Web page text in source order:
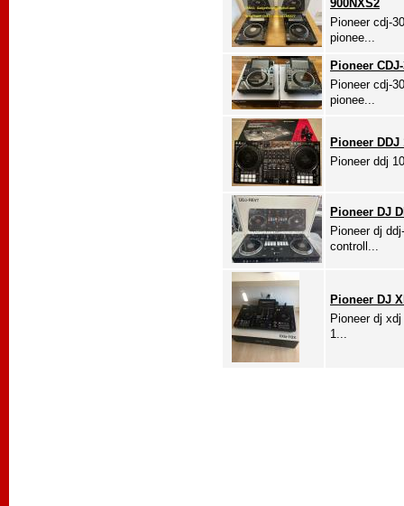
900NXS2
Pioneer cdj-
pionee...
Pioneer
Pioneer cdj-
pionee...
Pioneer DDJ
Pioneer ddj
Pioneer DJ
Pioneer dj
controll...
Pioneer DJ
Pioneer dj
1...